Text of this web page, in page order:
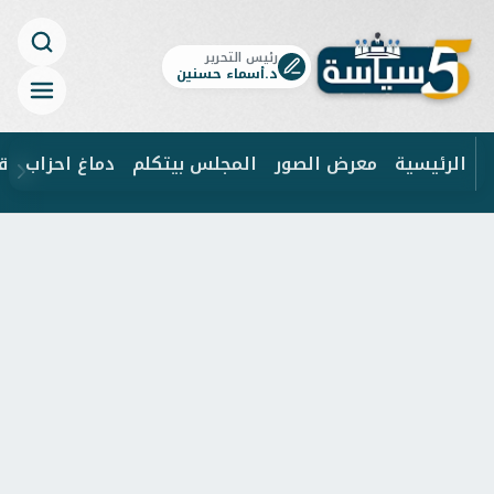
رئيس التحرير
د.أسماء حسنين
الرئيسية معرض الصور المجلس بيتكلم دماغ احزاب